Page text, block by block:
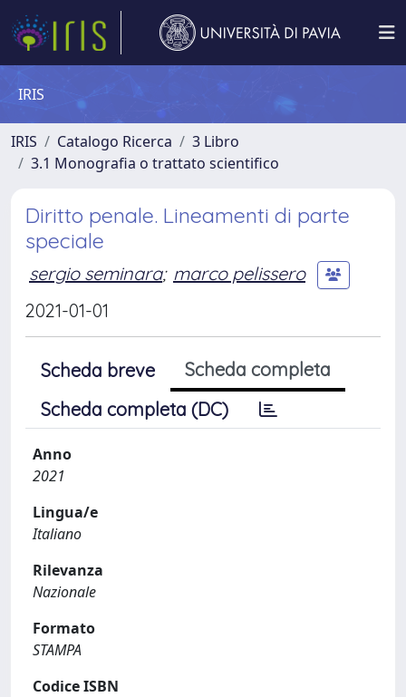
IRIS
IRIS Catalogo Ricerca
3 Libro
3.1 Monografia o trattato scientifico
Diritto penale. Lineamenti di parte
speciale
sergio seminara; marco pelissero
2021-01-01
Scheda breve
Scheda completa
Scheda completa (DC)
Anno
2021
Lingua/e
Italiano
Rilevanza
Nazionale
Formato
STAMPA
Codice ISBN